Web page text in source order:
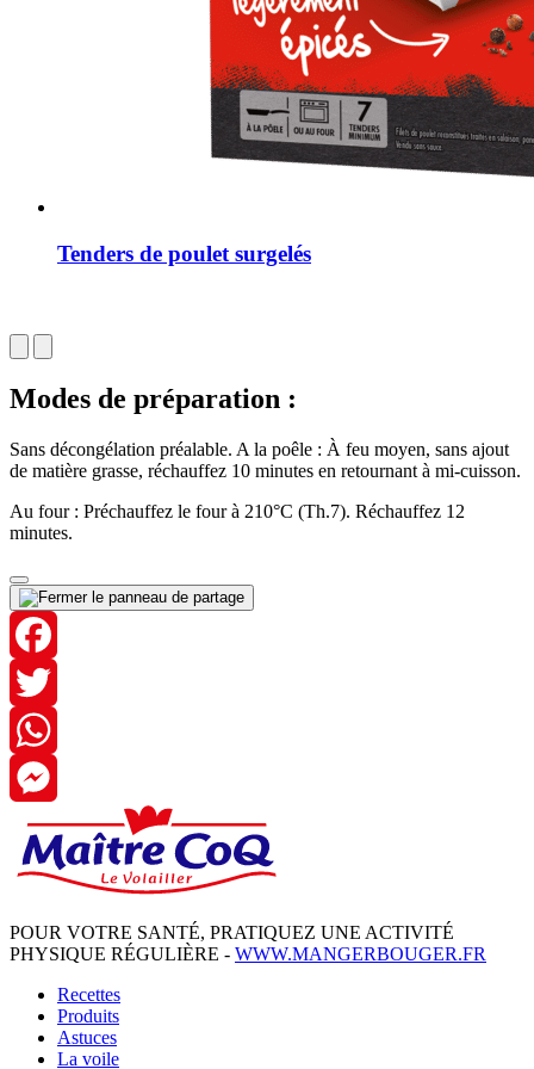
Tenders de poulet surgelés
Modes de préparation :
Sans décongélation préalable. A la poêle : À feu moyen, sans ajout
de matière grasse, réchauffez 10 minutes en retournant à mi-cuisson.
Au four : Préchauffez le four à 210°C (Th.7). Réchauffez 12
minutes.
Facebook
Twitter
WhatsApp
Messenger
POUR VOTRE SANTÉ, PRATIQUEZ UNE ACTIVITÉ
PHYSIQUE RÉGULIÈRE - WWW.MANGERBOUGER.FR
Recettes
Produits
Astuces
La voile